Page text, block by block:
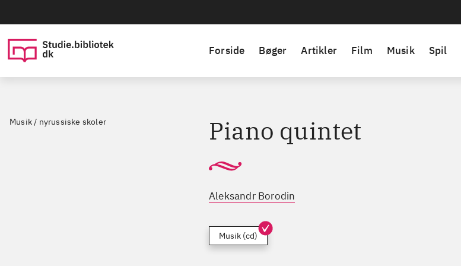
Forside Bøger Artikler Film Musik Spil
Musik / nyrussiske skoler Piano quintet
Aleksandr Borodin
Musik (cd)